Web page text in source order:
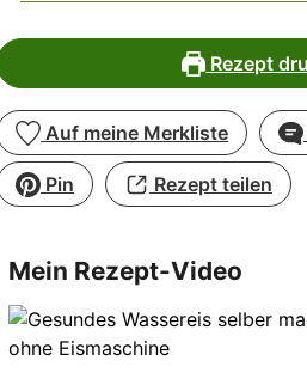
Rezept
Auf meine Merkliste
Pin Rezept teilen
Mein Rezept-Video